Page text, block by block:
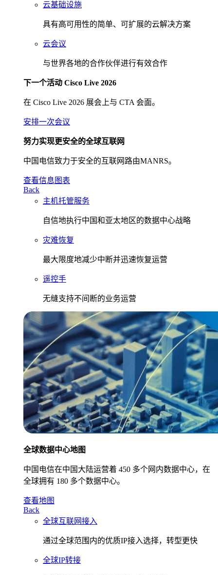
云基础设施
具有高可用性的简单、可扩展的云解决方案
云会议
与世界各地的合作伙伴进行有效合作
下一个活动 Cisco Live 2026
在 Cisco Live 2026 展会上与 CTA 会面。
安排一次会议
努力实现更安全的全球互联网
中国电信致力于安全的互联网路由MANRS。
查看信息图表
Back
主机托管服务
自信地执行中国和亚太地区的数据中心战略
灾难恢复
最大限度地减少中断并迅速恢复运营
遥控手
无缝支持不间断的业务运营
全球数据中心地图
中国电信在中国大陆运营着 450 多个网内数据中心，在
全球拥有 180 多个数据中心。
查看地图
Back
全球互联网接入
通过全球范围内的优质IP接入选择，转型更快
全球IP转接